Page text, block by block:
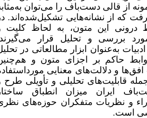
از قالی دست‌باف را می‌توان به‌مثابه
که از نشانه‌هایی تشکیل‌شده‌اند. در
درونی این متون، به لحاظ کلیت و
بررسی و تحلیل قرار می‌گیرند.
به‌عنوان ابزار مطالعاتی در تحلیل
حاکم بر اجزای متون و هم‌چنین
و دلالت‌های معنایی مورداستفاده
قابلیت‌های تحلیلی و تأویلی طرح و
ایران میزان انطباق ساختار
و نظریات متفکران حوزه‌های نظری
است.